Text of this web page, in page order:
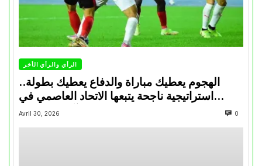
الرأي والرأي الأخر
الهجوم يعطيك مباراة والدفاع يعطيك بطولة..
استراتيجية ناجحة يتبعها الاتحاد العاصمي في
تتويجاته آخر السنوات
Avril 30, 2026 0